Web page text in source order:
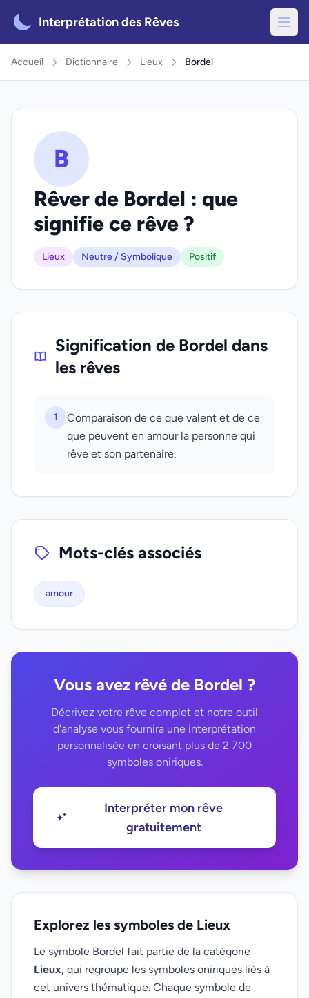
Interprétation des Rêves
Accueil Dictionnaire Lieux Bordel
B
Rêver de Bordel : que
signifie ce rêve ?
Lieux Neutre / Symbolique Positif
Signification de Bordel dans
les rêves
1
Comparaison de ce que valent et de ce
que peuvent en amour la personne qui
rêve et son partenaire.
Mots-clés associés
amour
Vous avez rêvé de Bordel ?
Décrivez votre rêve complet et notre outil
d'analyse vous fournira une interprétation
personnalisée en croisant plus de 2 700
symboles oniriques.
Interpréter mon rêve
gratuitement
Explorez les symboles de Lieux
Le symbole Bordel fait partie de la catégorie
Lieux, qui regroupe les symboles oniriques liés à
cet univers thématique. Chaque symbole de